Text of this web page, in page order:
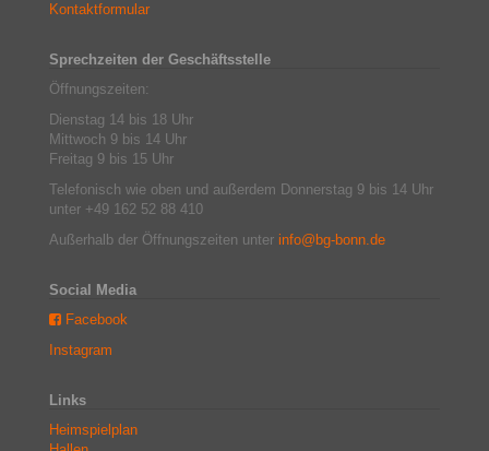
Kontaktformular
Sprechzeiten der Geschäftsstelle
Öffnungszeiten:
Dienstag 14 bis 18 Uhr
Mittwoch 9 bis 14 Uhr
Freitag 9 bis 15 Uhr
Telefonisch wie oben und außerdem Donnerstag 9 bis 14 Uhr
unter +49 162 52 88 410
Außerhalb der Öffnungszeiten unter info@bg-bonn.de
Social Media
Facebook
Instagram
Links
Heimspielplan